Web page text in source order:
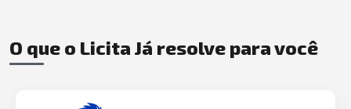
O que o Licita Já resolve para você